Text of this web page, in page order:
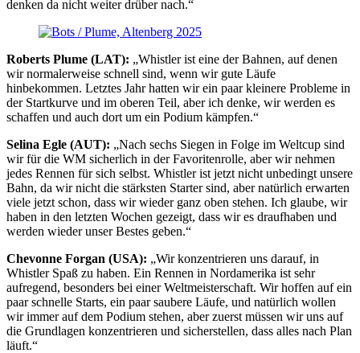
denken da nicht weiter drüber nach.“
Roberts Plume (LAT): „Whistler ist eine der Bahnen, auf denen
wir normalerweise schnell sind, wenn wir gute Läufe
hinbekommen. Letztes Jahr hatten wir ein paar kleinere Probleme in
der Startkurve und im oberen Teil, aber ich denke, wir werden es
schaffen und auch dort um ein Podium kämpfen.“
Selina Egle (AUT): „Nach sechs Siegen in Folge im Weltcup sind
wir für die WM sicherlich in der Favoritenrolle, aber wir nehmen
jedes Rennen für sich selbst. Whistler ist jetzt nicht unbedingt unsere
Bahn, da wir nicht die stärksten Starter sind, aber natürlich erwarten
viele jetzt schon, dass wir wieder ganz oben stehen. Ich glaube, wir
haben in den letzten Wochen gezeigt, dass wir es draufhaben und
werden wieder unser Bestes geben.“
Chevonne Forgan (USA): „Wir konzentrieren uns darauf, in
Whistler Spaß zu haben. Ein Rennen in Nordamerika ist sehr
aufregend, besonders bei einer Weltmeisterschaft. Wir hoffen auf ein
paar schnelle Starts, ein paar saubere Läufe, und natürlich wollen
wir immer auf dem Podium stehen, aber zuerst müssen wir uns auf
die Grundlagen konzentrieren und sicherstellen, dass alles nach Plan
läuft.“